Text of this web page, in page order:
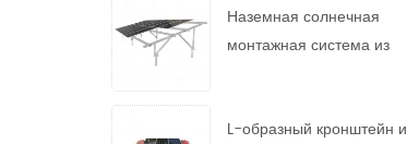
Наземная солнечная
монтажная система из
L-образный кронштейн и